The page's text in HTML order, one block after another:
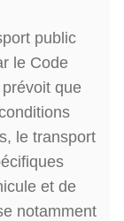
public
le Code
que
le transport
et de
notamment